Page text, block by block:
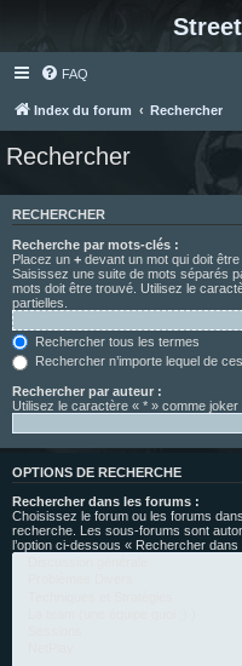
FAQ
Index du forum Rechercher
Rechercher
RECHERCHER
Recherche par mots-clés :
Placez un + devant un mot qui doit
Saisissez une suite de mots séparés
mots doit être trouvé. Utilisez le
partielles.
Rechercher tous les termes
Rechercher n’importe lequel de
Rechercher par auteur :
Utilisez le caractère « * » comme
OPTIONS DE RECHERCHE
Rechercher dans les forums :
Choisissez le forum ou les forums
recherche. Les sous-forums sont
l’option ci-dessous « Rechercher